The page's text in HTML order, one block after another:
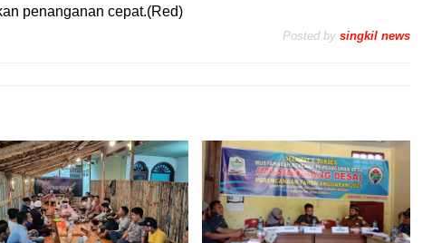
penanganan cepat.(Red)
Posted by singkil news